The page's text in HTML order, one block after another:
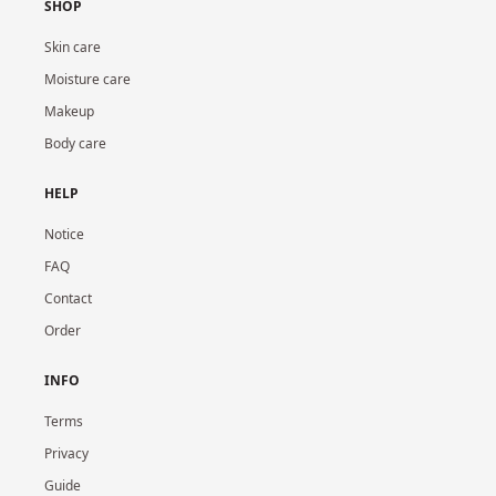
SHOP
Skin care
Moisture care
Makeup
Body care
HELP
Notice
FAQ
Contact
Order
INFO
Terms
Privacy
Guide